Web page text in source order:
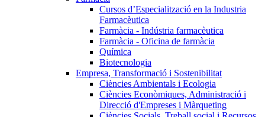
Cursos d’Especialització en la Industria
Farmacèutica
Farmàcia - Indústria farmacèutica
Farmàcia - Oficina de farmàcia
Química
Biotecnologia
Empresa, Transformació i Sostenibilitat
Ciències Ambientals i Ecologia
Ciències Econòmiques, Administració i
Direcció d'Empreses i Màrqueting